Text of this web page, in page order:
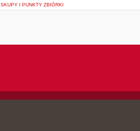
SKUPY I PUNKTY ZBIÓRKI